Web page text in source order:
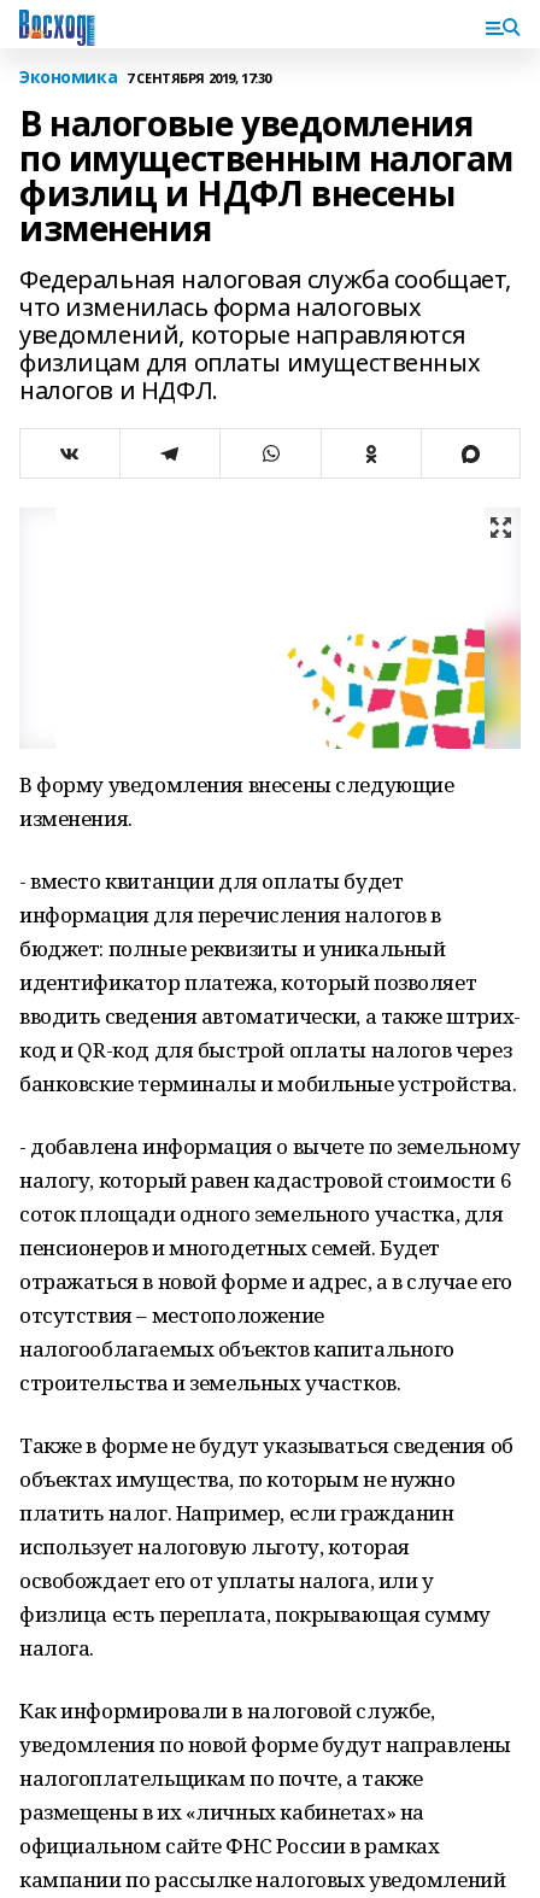
Экономика 7 СЕНТЯБРЯ 2019, 17:30
В налоговые уведомления
по имущественным налогам
физлиц и НДФЛ внесены
изменения
Федеральная налоговая служба сообщает,
что изменилась форма налоговых
уведомлений, которые направляются
физлицам для оплаты имущественных
налогов и НДФЛ.
В форму уведомления внесены следующие
изменения.
- вместо квитанции для оплаты будет
информация для перечисления налогов в
бюджет: полные реквизиты и уникальный
идентификатор платежа, который позволяет
вводить сведения автоматически, а также штрих-
код и QR-код для быстрой оплаты налогов через
банковские терминалы и мобильные устройства.
- добавлена информация о вычете по земельному
налогу, который равен кадастровой стоимости 6
соток площади одного земельного участка, для
пенсионеров и многодетных семей. Будет
отражаться в новой форме и адрес, а в случае его
отсутствия – местоположение
налогооблагаемых объектов капитального
строительства и земельных участков.
Также в форме не будут указываться сведения об
объектах имущества, по которым не нужно
платить налог. Например, если гражданин
использует налоговую льготу, которая
освобождает его от уплаты налога, или у
физлица есть переплата, покрывающая сумму
налога.
Как информировали в налоговой службе,
уведомления по новой форме будут направлены
налогоплательщикам по почте, а также
размещены в их «личных кабинетах» на
официальном сайте ФНС России в рамках
кампании по рассылке налоговых уведомлений